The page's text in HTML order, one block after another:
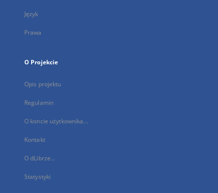
Język
Prawa
O Projekcie
Opis projektu
Regulamin
O koncie użytkownika...
Kontakt
O dLibrze...
Statystyki